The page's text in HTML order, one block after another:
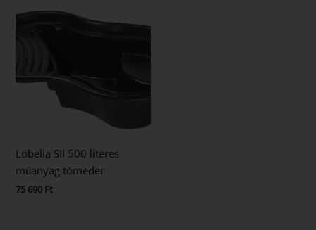
Lobelia SII 500 literes
műanyag tómeder
75 690 Ft